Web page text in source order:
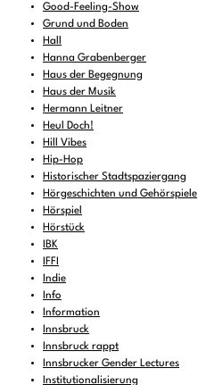
Good-Feeling-Show
Grund und Boden
Hall
Hanna Grabenberger
Haus der Begegnung
Haus der Musik
Hermann Leitner
Heul Doch!
Hill Vibes
Hip-Hop
Historischer Stadtspaziergang
Hörgeschichten und Gehörspiele
Hörspiel
Hörstück
IBK
IFFI
Indie
Info
Information
Innsbruck
Innsbruck rappt
Innsbrucker Gender Lectures
Institutionalisierung